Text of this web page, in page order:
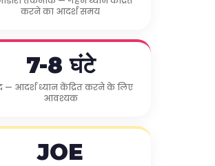
करने का आदर्श समय
7-8 घंटे
— आदर्श ध्यान केंद्रित करने के लिए
आवश्यक
JOE